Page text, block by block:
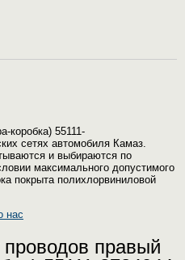
коробка) 55111-
сетях автомобиля Камаз.
и выбираются по
максимального допустимого
покрыта полихлорвиниловой
правый